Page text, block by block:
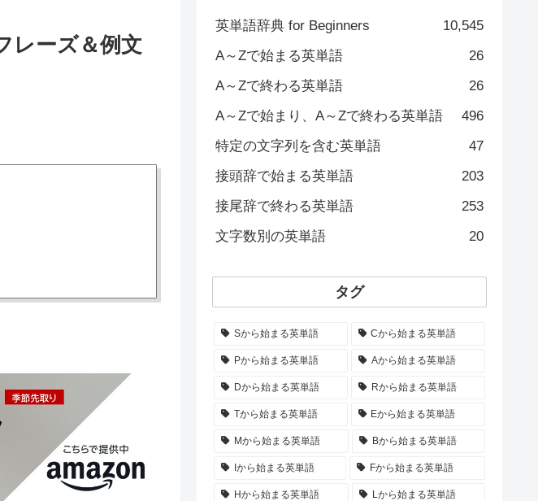
レーズ＆例文
英単語辞典 for Beginners
10,545
A～Zで始まる英単語
26
A～Zで終わる英単語
26
A～Zで始まり、A～Zで終わる英単語
496
特定の文字列を含む英単語
47
接頭辞で始まる英単語
203
接尾辞で終わる英単語
253
文字数別の英単語
20
タグ
Sから始まる英単語 Cから始まる英単語
Pから始まる英単語 Aから始まる英単語
Dから始まる英単語 Rから始まる英単語
Tから始まる英単語 Eから始まる英単語
Mから始まる英単語 Bから始まる英単語
Iから始まる英単語 Fから始まる英単語
Hから始まる英単語 Lから始まる英単語